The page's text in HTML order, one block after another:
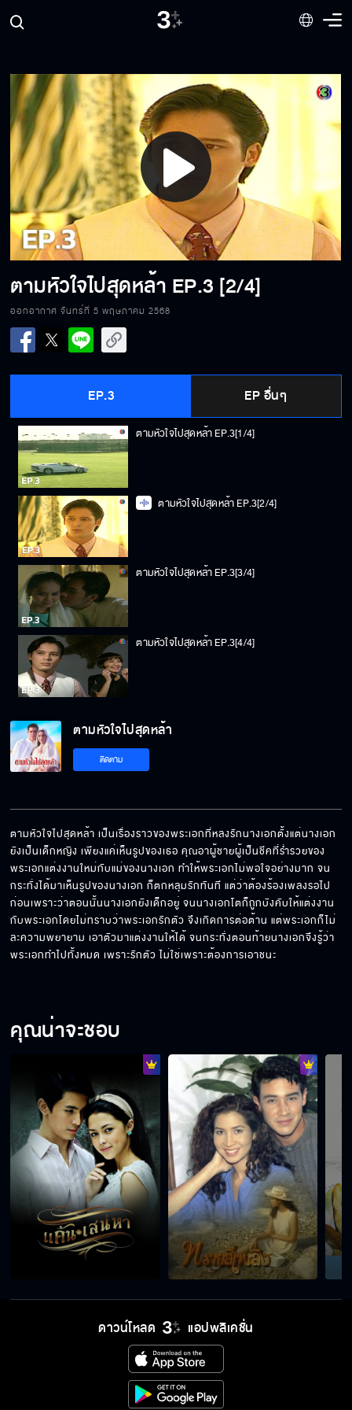
Play
Video
ตามหัวใจไปสุดหล้า EP.3 [2/4]
ออกอากาศ จันทร์ที่ 5 พฤษภาคม 2568
EP.3 EP อื่นๆ
ตามหัวใจไปสุดหล้า EP.3[1/4]
ตามหัวใจไปสุดหล้า EP.3[2/4]
ตามหัวใจไปสุดหล้า EP.3[3/4]
ตามหัวใจไปสุดหล้า EP.3[4/4]
ตามหัวใจไปสุดหล้า
ติดตาม
ตามหัวใจไปสุดหล้า เป็นเรื่องราวของพระเอกที่หลงรักนางเอกตั้งแต่นางเอก
ยังเป็นเด็กหญิง เพียงแค่เห็นรูปของเธอ คุณอาผู้ชายผู้เป็นชีคที่ร่ำรวยของ
พระเอกแต่งงานใหม่กับแม่ของนางเอก ทำให้พระเอกไม่พอใจอย่างมาก จน
กระทั่งได้มาเห็นรูปของนางเอก ก็ตกหลุมรักทันที แต่ว่าต้องร้องเพลงรอไป
ก่อนเพราะว่าตอนนั้นนางเอกยังเด็กอยู่ จนนางเอกโตก็ถูกบังคับให้แต่งงาน
กับพระเอกโดยไม่ทราบว่าพระเอกรักตัว จึงเกิดการต่อต้าน แต่พระเอกก็ไม่
ละความพยายาม เอาตัวมาแต่งงานให้ได้ จนกระทั่งตอนท้ายนางเอกจึงรู้ว่า
พระเอกทำไปทั้งหมด เพราะรักตัว ไม่ใช่เพราะต้องการเอาชนะ
คุณน่าจะชอบ
ดาวน์โหลด แอปพลิเคชั่น